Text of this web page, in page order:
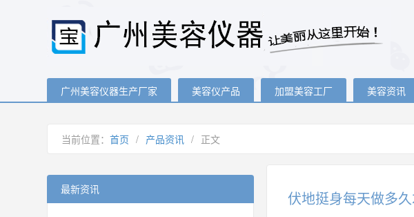
广州美容仪器生产厂家 美容仪产品 加盟美容工厂 美容资讯
当前位置： 首页 / 产品资讯 / 正文
伏地挺身每天做多
最新资讯